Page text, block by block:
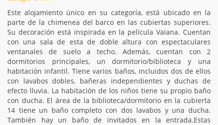
Este alojamiento único en su categoría, está ubicado en la
parte de la chimenea del barco en las cubiertas superiores.
Su decoración está inspirada en la película Vaiana. Cuentan
con una sala de esta de doble altura con espectaculares
ventanales de suelo a techo. Además, cuentan con 2
dormitorios principales, un dormitorio/biblioteca y una
habitación infantil. Tiene varios baños, incluidos dos de ellos
con lavabos dobles, bañeras independientes y duchas de
efecto lluvia. La habitación de los niños tiene su propio baño
con ducha. El área de la biblioteca/dormitorio en la cubierta
14 tiene un baño completo con dos lavabos y una ducha.
También hay un baño de invitados en la entrada.Estas